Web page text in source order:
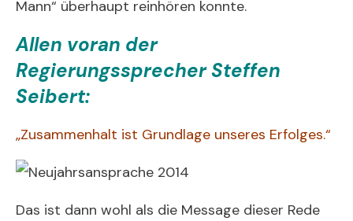
Mann“ überhaupt reinhören konnte.
Allen voran der
Regierungssprecher Steffen
Seibert:
„Zusammenhalt ist Grundlage unseres Erfolges.“
Das ist dann wohl als die Message dieser Rede